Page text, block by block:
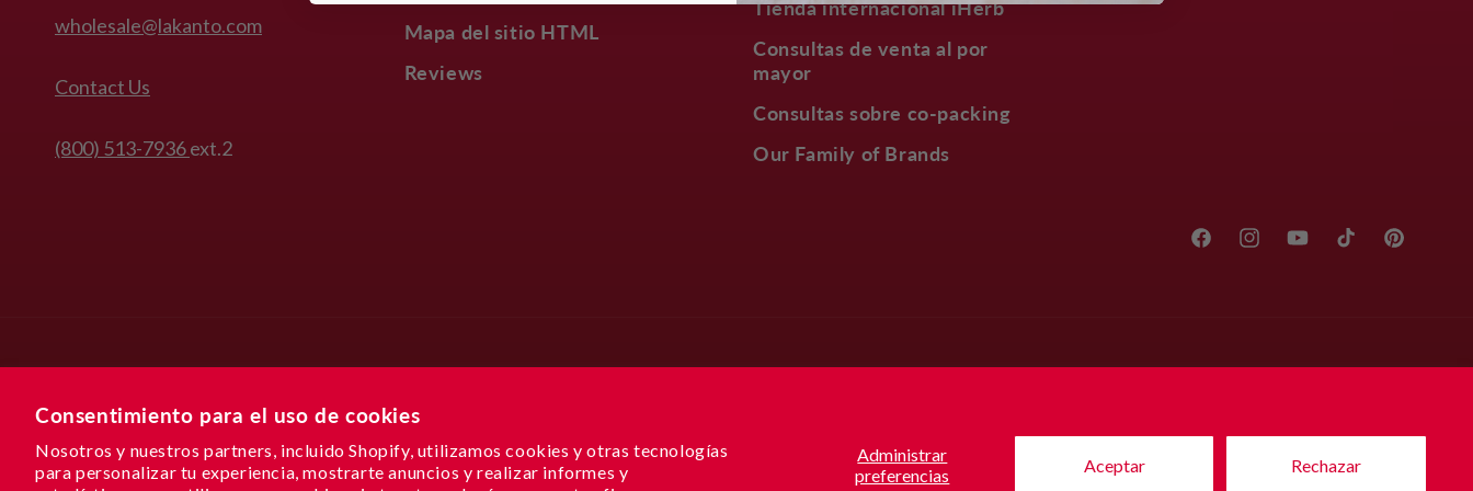
Consentimiento para el uso de cookies
Nosotros y nuestros partners, incluido Shopify, utilizamos cookies y otras tecnologías
para personalizar tu experiencia, mostrarte anuncios y realizar informes y
Administrar
preferencias
Aceptar Rechazar
wholesale@lakanto.com
Contact Us
(800) 513-7936ext.2
Mapa del sitio HTML
Reviews
Tienda internacional iHerb
Consultas de venta al por
mayor
Consultas sobre co-packing
Our Family of Brands
FacebookInstagramYouTubeTikTok Pinterest